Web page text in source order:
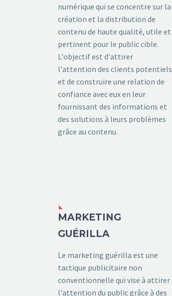
numérique qui se concentre sur la
création et la distribution de
contenu de haute qualité, utile et
pertinent pour le public cible.
L'objectif est d'attirer
l'attention des clients potentiels
et de construire une relation de
confiance avec eux en leur
fournissant des informations et
des solutions à leurs problèmes
grâce au contenu.
MARKETING
GUÉRILLA
Le marketing guérilla est une
tactique publicitaire non
conventionnelle qui vise à attirer
l'attention du public grâce à des